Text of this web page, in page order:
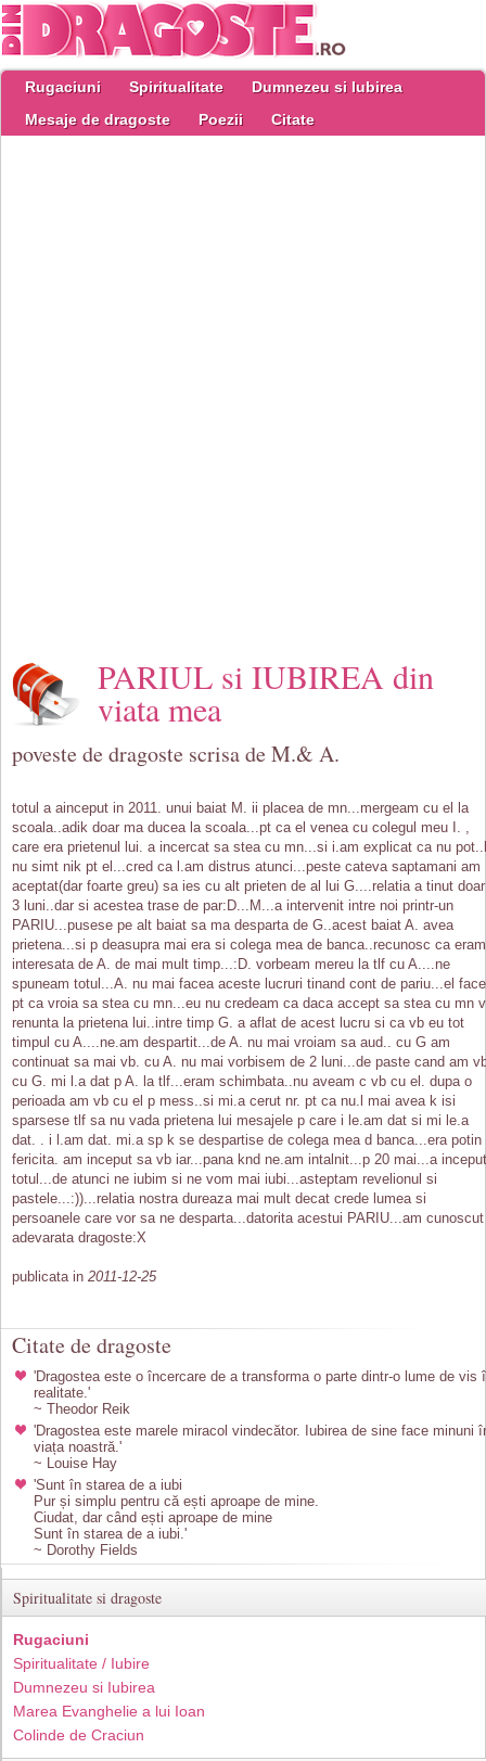
Rugaciuni Spiritualitate
Dumnezeu si Iubirea
Mesaje de dragoste
Poezii Citate
PARIUL si IUBIREA din
viata mea
poveste de dragoste scrisa de M.& A.
totul a ainceput in 2011. unui baiat M. ii placea de mn...mergeam cu el la
scoala..adik doar ma ducea la scoala...pt ca el venea cu colegul meu I. ,
care era prietenul lui. a incercat sa stea cu mn...si i.am explicat ca nu
nu simt nik pt el...cred ca l.am distrus atunci...peste cateva saptamani am
aceptat(dar foarte greu) sa ies cu alt prieten de al lui G....relatia a tinut doar
3 luni..dar si acestea trase de par:D...M...a intervenit intre noi printr-un
PARIU...pusese pe alt baiat sa ma desparta de G..acest baiat A. avea
prietena...si p deasupra mai era si colega mea de banca..recunosc ca eram
interesata de A. de mai mult timp...:D. vorbeam mereu la tlf cu A....ne
spuneam totul...A. nu mai facea aceste lucruri tinand cont de pariu...el
pt ca vroia sa stea cu mn...eu nu credeam ca daca accept sa stea cu mn
renunta la prietena lui..intre timp G. a aflat de acest lucru si ca vb eu tot
timpul cu A....ne.am despartit...de A. nu mai vroiam sa aud.. cu G am
continuat sa mai vb. cu A. nu mai vorbisem de 2 luni...de paste cand am
cu G. mi l.a dat p A. la tlf...eram schimbata..nu aveam c vb cu el. dupa o
perioada am vb cu el p mess..si mi.a cerut nr. pt ca nu.l mai avea k isi
sparsese tlf sa nu vada prietena lui mesajele p care i le.am dat si mi le.a
dat. . i l.am dat. mi.a sp k se despartise de colega mea d banca...era potin
fericita. am inceput sa vb iar...pana knd ne.am intalnit...p 20 mai...a inceput
totul...de atunci ne iubim si ne vom mai iubi...asteptam revelionul si
pastele...:))...relatia nostra dureaza mai mult decat crede lumea si
persoanele care vor sa ne desparta...datorita acestui PARIU...am cunoscut
adevarata dragoste:X
publicata in 2011-12-25
Citate de dragoste
'Dragostea este o încercare de a transforma o parte dintr-o lume de vis
realitate.'
~ Theodor Reik
'Dragostea este marele miracol vindecător. Iubirea de sine face minuni
viața noastră.'
~ Louise Hay
'Sunt în starea de a iubi
Pur și simplu pentru că ești aproape de mine.
Ciudat, dar când ești aproape de mine
Sunt în starea de a iubi.'
~ Dorothy Fields
Spiritualitate si dragoste
Rugaciuni
Spiritualitate / Iubire
Dumnezeu si Iubirea
Marea Evanghelie a lui Ioan
Colinde de Craciun